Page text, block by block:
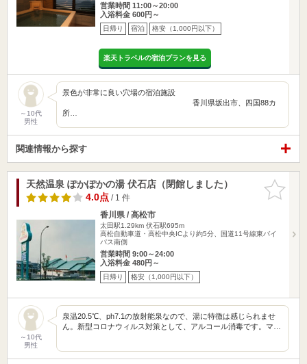
営業時間 11:00～20:00
入浴料金 600円～
日帰り 宿泊 格安（1,000円以下）
楽天トラベルの宿泊プランを見る
～10代
男性
景色が非常に良い穴場の宿泊施設
香川県坂出市、四国88カ
所…
関連情報から探す
お気に入
りに追加
天然温泉 ぽかぽかの湯 伏石店（閉館しました）
4.0点/ 1 件
香川県 / 高松市
太田駅1.29km 伏石駅695m
高松自動車道・高松中央ICより約5分、国道11号線東バイ
パス南側
営業時間 9:00～24:00
入浴料金 480円～
日帰り 格安（1,000円以下）
～10代
男性
泉温20.5℃、ph7.1の放射能泉なので、湯に特徴は感じられませ
ん。新型コロナウィルス対策として、アルコール消毒です。マ…